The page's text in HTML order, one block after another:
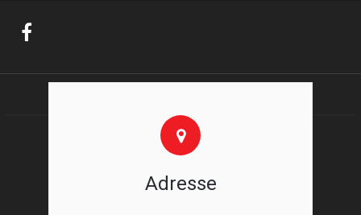
Adresse